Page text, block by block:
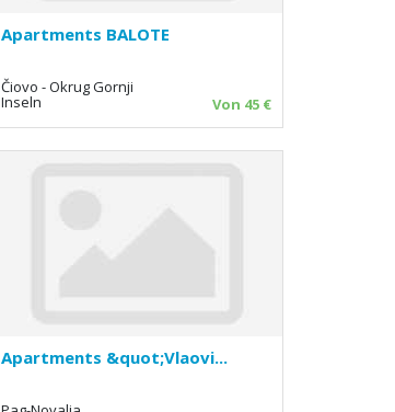
Apartments BALOTE
Čiovo - Okrug Gornji
Inseln Von 45 €
Apartments &quot;Vlaovi...